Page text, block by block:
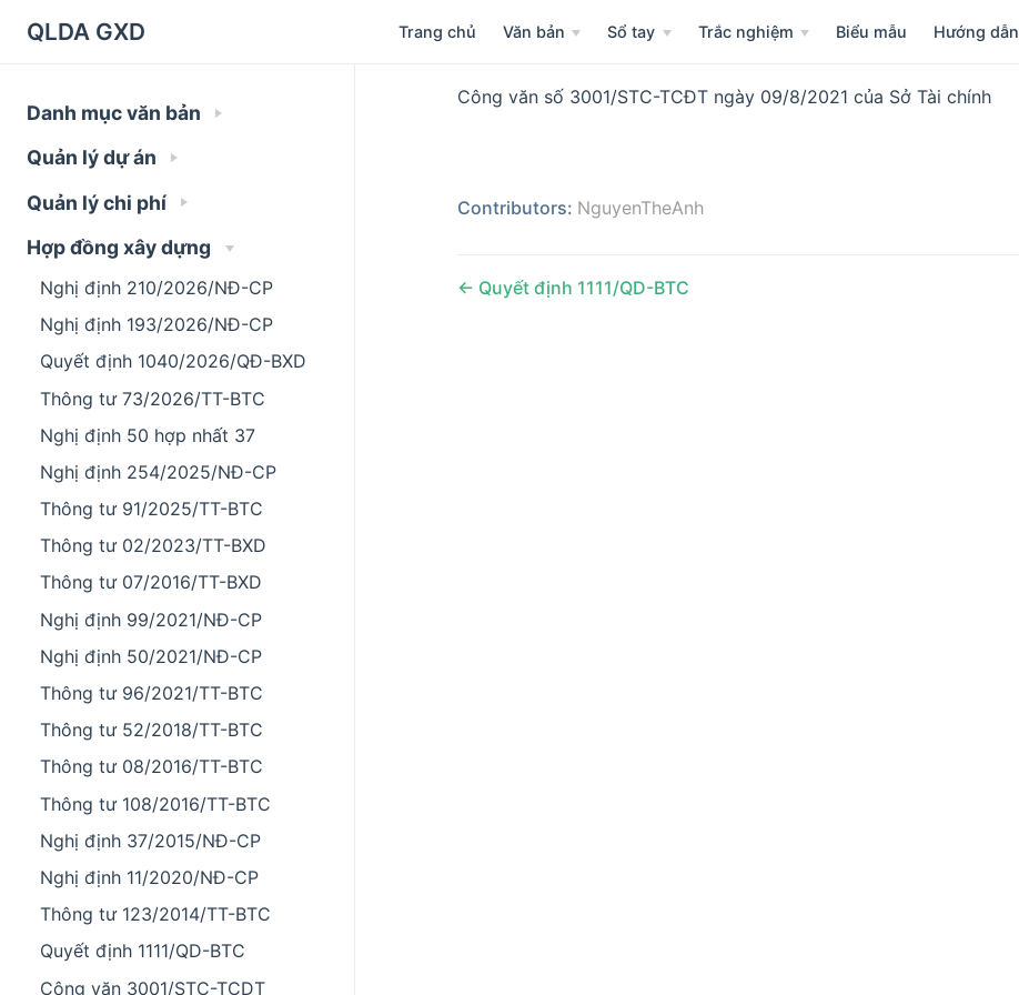
QLDA GXD Trang chủ Văn bản Sổ tay Trắc nghiệm Biểu mẫu Hướng dẫn
Danh mục văn bản
Quản lý dự án
Quản lý chi phí
Hợp đồng xây dựng
Nghị định 210/2026/NĐ-CP
Nghị định 193/2026/NĐ-CP
Quyết định 1040/2026/QĐ-BXD
Thông tư 73/2026/TT-BTC
Nghị định 50 hợp nhất 37
Nghị định 254/2025/NĐ-CP
Thông tư 91/2025/TT-BTC
Thông tư 02/2023/TT-BXD
Thông tư 07/2016/TT-BXD
Nghị định 99/2021/NĐ-CP
Nghị định 50/2021/NĐ-CP
Thông tư 96/2021/TT-BTC
Thông tư 52/2018/TT-BTC
Thông tư 08/2016/TT-BTC
Thông tư 108/2016/TT-BTC
Nghị định 37/2015/NĐ-CP
Nghị định 11/2020/NĐ-CP
Thông tư 123/2014/TT-BTC
Quyết định 1111/QD-BTC
Công văn 3001/STC-TCDT
Công văn số 3001/STC-TCĐT ngày 09/8/2021 của Sở Tài chính
Contributors: NguyenTheAnh
Quyết định 1111/QD-BTC